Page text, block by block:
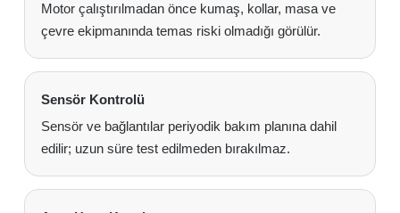
Motor çalıştırılmadan önce kumaş, kollar, masa ve
çevre ekipmanında temas riski olmadığı görülür.
Sensör Kontrolü
Sensör ve bağlantılar periyodik bakım planına dahil
edilir; uzun süre test edilmeden bırakılmaz.